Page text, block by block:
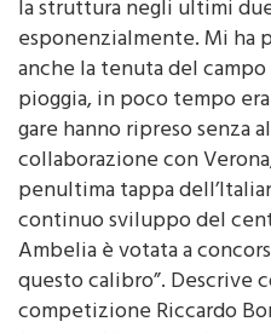
“Ho trovato un posto
la struttura negli ultimi
esponenzialmente. Mi ha
anche la tenuta del
pioggia, in poco tempo
gare hanno ripreso senza
collaborazione con
penultima tappa
continuo sviluppo del
Ambelia è votata a
questo calibro”. Descrive